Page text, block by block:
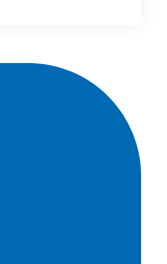
TAB)
IN NEUEM TAB)